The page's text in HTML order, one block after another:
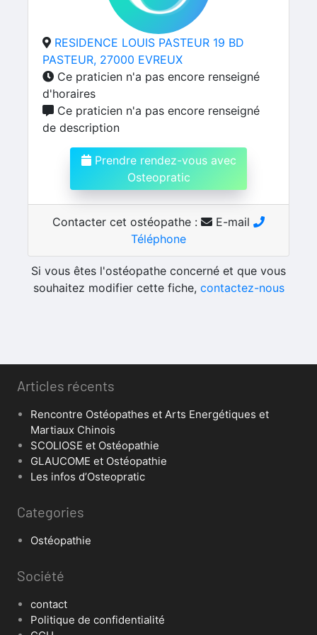
RESIDENCE LOUIS PASTEUR 19 BD
PASTEUR, 27000 EVREUX
Ce praticien n'a pas encore renseigné
d'horaires
Ce praticien n'a pas encore renseigné
de description
Prendre rendez-vous avec
Osteopratic
Contacter cet ostéopathe :
E-mail
Téléphone
Si vous êtes l'ostéopathe concerné et que vous
souhaitez modifier cette fiche, contactez-nous
Articles récents
Rencontre Ostéopathes et Arts Energétiques et
Martiaux Chinois
SCOLIOSE et Ostéopathie
GLAUCOME et Ostéopathie
Les infos d’Osteopratic
Categories
Ostéopathie
Société
contact
Politique de confidentialité